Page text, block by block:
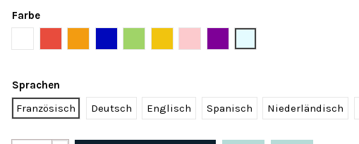
Farbe
Sprachen
Französisch
Deutsch Englisch Spanisch Niederländisch